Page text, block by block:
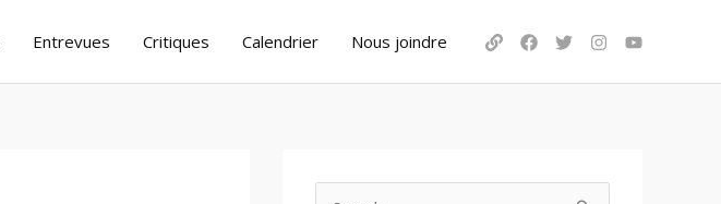
Entrevues Critiques Calendrier Nous joindre